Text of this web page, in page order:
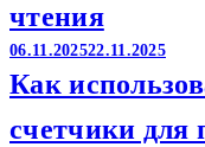
чтения
06.11.202522.11.2025
Как
счетчики для